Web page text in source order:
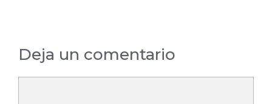
Deja un comentario